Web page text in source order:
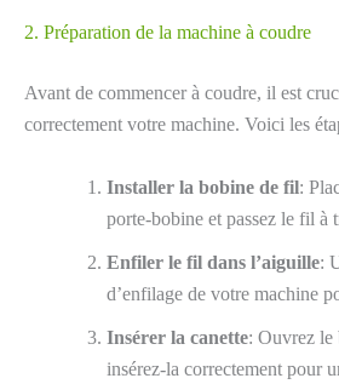
2. Préparation de la machine à coudre
Avant de commencer à coudre, il est
correctement votre machine. Voici les
Installer la bobine de fil:
porte-bobine et passez le fil à
Enfiler le fil dans l’aiguille:
d’enfilage de votre machine
Insérer la canette: Ouvrez le
insérez-la correctement pour